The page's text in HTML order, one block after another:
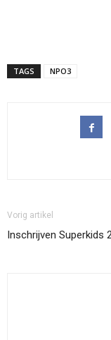
TAGS NPO3
Vorig artikel
Inschrijven Superkids